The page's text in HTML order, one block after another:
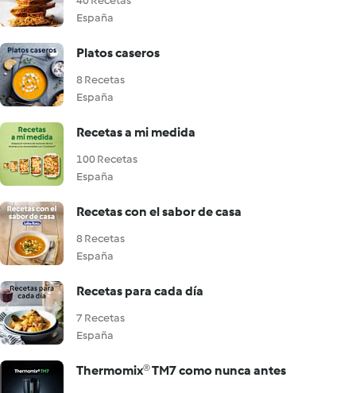
España
Platos caseros
8 Recetas
España
Recetas a mi medida
100 Recetas
España
Recetas con el sabor de casa
8 Recetas
España
Recetas para cada día
7 Recetas
España
Thermomix® TM7 como nunca antes